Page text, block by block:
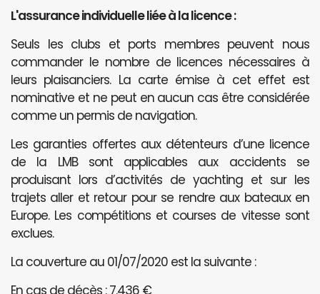
L'assurance individuelle liée à la licence :
Seuls les clubs et ports membres peuvent nous
commander le nombre de licences nécessaires à
leurs plaisanciers. La carte émise à cet effet est
nominative et ne peut en aucun cas être considérée
comme un permis de navigation.
Les garanties offertes aux détenteurs d’une licence
de la LMB sont applicables aux accidents se
produisant lors d’activités de yachting et sur les
trajets aller et retour pour se rendre aux bateaux en
Europe. Les compétitions et courses de vitesse sont
exclues.
La couverture au 01/07/2020 est la suivante :
En cas de décès : 7.436 €